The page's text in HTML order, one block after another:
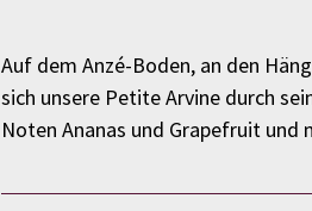
Auf dem Anzé-Boden, an den
sich unsere Petite Arvine durch
Noten Ananas und Grapefruit und